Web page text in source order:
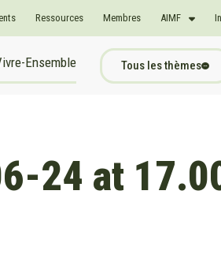
Ressources Membres AIMF
Ensemble Tous les thèmes
24 at